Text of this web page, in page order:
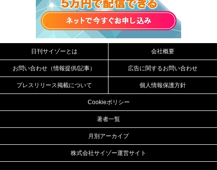
日刊サイゾーとは 会社概要
お問い合わせ（情報提供/記事） 広告に関するお問い合わせ
プレスリリース掲載について 個人情報保護方針
Cookieポリシー
著者一覧
月別アーカイブ
株式会社サイゾー運営サイト